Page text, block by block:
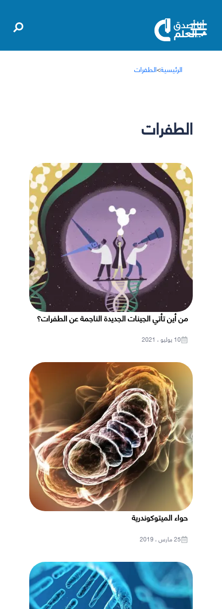
الرئيسية>الطفرات
الطفرات
من أين تأتي الجينات الجديدة الناجمة عن الطفرات؟
10 يوليو ، 2021
حواء الميتوكوندرية
25 مارس ، 2019